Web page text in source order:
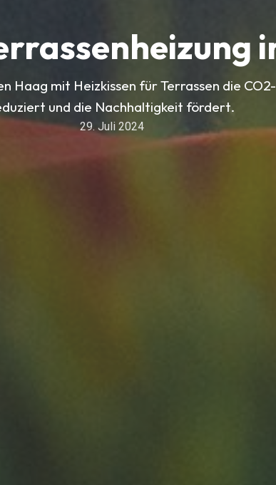
Haag mit Heizkissen für Terrassen die
und die Nachhaltigkeit fördert.
29. Juli 2024